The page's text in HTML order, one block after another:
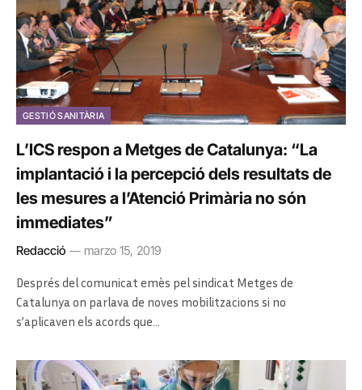
GESTIÓ SANITÀRIA
L’ICS respon a Metges de Catalunya: “La
implantació i la percepció dels resultats de
les mesures a l’Atenció Primària no són
immediates”
Redacció marzo 15, 2019
Després del comunicat emès pel sindicat Metges de
Catalunya on parlava de noves mobilitzacions si no
s’aplicaven els acords que…